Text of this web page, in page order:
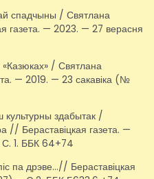
спадчыны / Святлана
газета. — 2023. — 27 верасня
/ Святлана
— 2019. — 23 сакавіка (№
культурны здабытак /
// Бераставіцкая газета. —
1. ББК 64+74
па дрэве…// Бераставіцкая